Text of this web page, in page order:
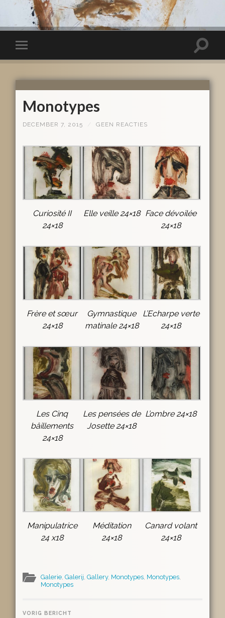
Monotypes
DECEMBER 7, 2015 GEEN REACTIES
Curiosité II
24×18
Elle veille 24×18 Face dévoilée
24×18
Frère et sœur
24×18
Gymnastique
matinale 24×18
L’Echarpe verte
24×18
Les Cinq
bâillements
24×18
Les pensées de
Josette 24×18
L’ombre 24×18
Manipulatrice
24 x18
Méditation
24×18
Canard volant
24×18
Galerie, Galerij Gallery, Monotypes, Monotypes,
Monotypes
VORIG BERICHT